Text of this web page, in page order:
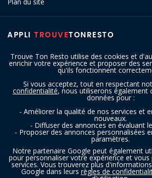
Trouve Ton Resto utilise des cookies et
enrichir votre expérience et proposer des
qu'ils fonctionnent
Si vous acceptez, tout en respectant
confidentialité, nous utiliserons également
données pour :
- Améliorer la qualité de nos services et
nouveaux.
- Diffuser des annonces en évaluant
- Proposer des annonces personnalisées
paramètres.
Notre partenaire Google peut également
pour personnaliser votre expérience et
services. Vous trouverez plus
Google dans leurs règles de
APPLI TROUVETONRESTO
SUIVEZ-NOUS
Copyright © 2016 - 2026 trouvetonresto.be ‐